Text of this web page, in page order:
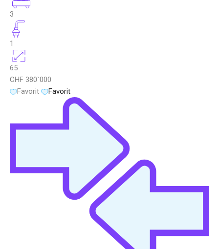
3
1
65
CHF 380`000
Favorit
Favorit